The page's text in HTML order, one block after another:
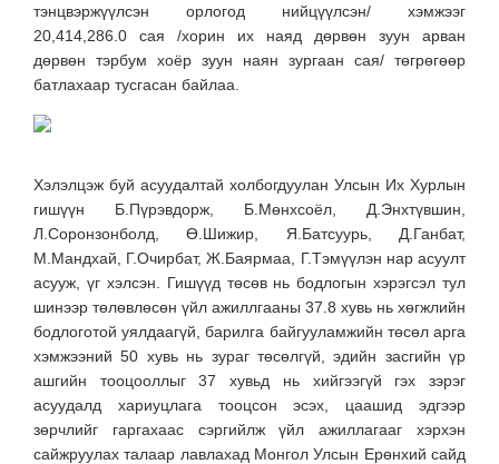
тэнцвэржүүлсэн орлогод нийцүүлсэн/ хэмжээг
20,414,286.0 сая /хорин их наяд дөрвөн зуун арван
дөрвөн тэрбум хоёр зуун наян зургаан сая/ төгрөгөөр
батлахаар тусгасан байлаа.
Хэлэлцэж буй асуудалтай холбогдуулан Улсын Их Хурлын
гишүүн Б.Пүрэвдорж, Б.Мөнхсоёл, Д.Энхтүвшин,
Л.Соронзонболд, Ө.Шижир, Я.Батсуурь, Д.Ганбат,
М.Мандхай, Г.Очирбат, Ж.Баярмаа, Г.Тэмүүлэн нар асуулт
асууж, үг хэлсэн. Гишүүд төсөв нь бодлогын хэрэгсэл тул
шинээр төлөвлөсөн үйл ажиллгааны 37.8 хувь нь хөгжлийн
бодлоготой уялдаагүй, барилга байгууламжийн төсөл арга
хэмжээний 50 хувь нь зураг төсөлгүй, эдийн засгийн үр
ашгийн тооцооллыг 37 хувьд нь хийгээгүй гэх зэрэг
асуудалд хариуцлага тооцсон эсэх, цаашид эдгээр
зөрчлийг гаргахаас сэргийлж үйл ажиллагааг хэрхэн
сайжруулах талаар лавлахад Монгол Улсын Ерөнхий сайд